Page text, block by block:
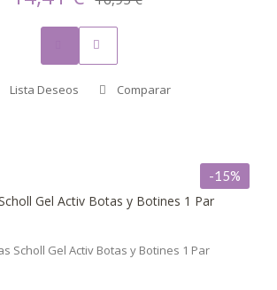
Lista Deseos Comparar
Gel Activ Botas y Botines 1 Par
-15%